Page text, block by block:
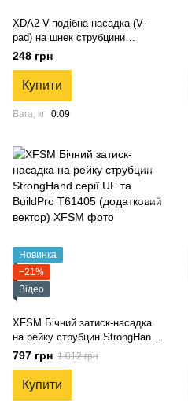
XDA2 V-подібна насадка (V-
pad) на шнек струбцини
UDN6150 та струбцин
StrongHand серії UD
248 грн
Купити
Вага, кг 0.09
Новинка
−21%
Відео
XFSM Бічний затиск-насадка
на рейку струбцин StrongHand
серії UF та BuildPro T61405
(додатковий вектор)
797 грн 1 012 грн
Купити